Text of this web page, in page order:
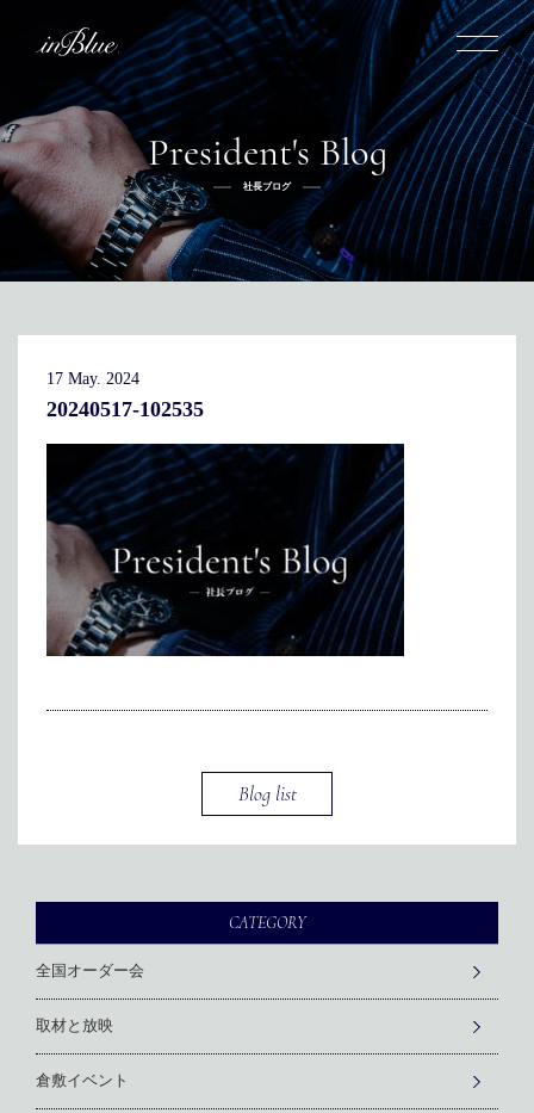
inBlueについて
inBlueの強み ヒストリー
オーダー方法
ふるさと納税取扱方法
リボーン インタビュー
社長ブログ スタッフブログ
メディア掲載
採用情報
新卒採用
アクセス 会社情報
代表メッセージ
JP EN
President's Blog
社長ブログ
17 May. 2024
20240517-102535
Blog list
CATEGORY
全国オーダー会
取材と放映
倉敷イベント